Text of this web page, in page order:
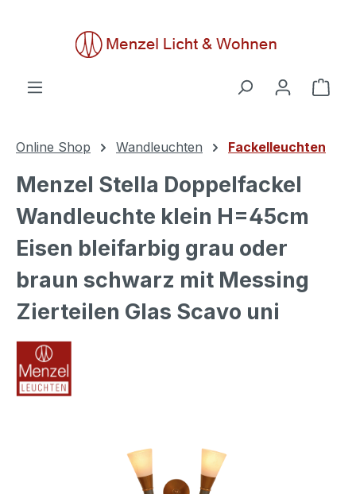
Online Shop Wandleuchten Fackelleuchten
Menzel Stella Doppelfackel
Wandleuchte klein H=45cm
Eisen bleifarbig grau oder
braun schwarz mit Messing
Zierteilen Glas Scavo uni